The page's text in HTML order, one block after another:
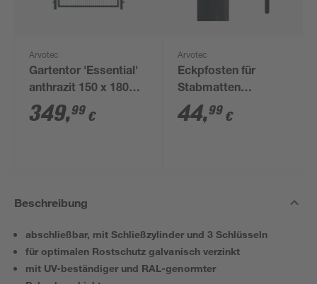
Arvotec
Gartentor 'Essential'
anthrazit 150 x 180
cm, mit
Zaunanschluss
349,99 €
Arvotec
Eckpfosten für
Stabmatten
'Essential' anthrazit 4
x 4 x 240 cm
44,99 €
Beschreibung
abschließbar, mit Schließzylinder und 3 Schlüsseln
für optimalen Rostschutz galvanisch verzinkt
mit UV-beständiger und RAL-genormter